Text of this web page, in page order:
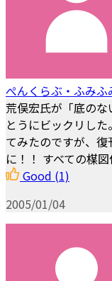
ぺんくらぶ・ふみふ
荒俣宏氏が「底の
とうにビックリし
てみたのですが、
に！！ すべての楳
Good (1)
2005/01/04